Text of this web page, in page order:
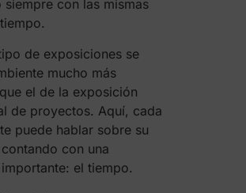
siempre con las mismas
de exposiciones se
mucho más
el de la exposición
de proyectos. Aquí, cada
puede hablar sobre su
con una
el tiempo.